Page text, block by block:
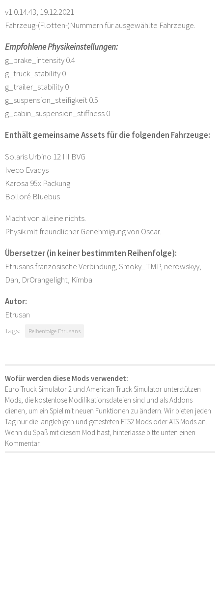
v1.0.14.43; 19.12.2021
Fahrzeug-(Flotten-)Nummern für ausgewählte Fahrzeuge.
Empfohlene Physikeinstellungen:
g_brake_intensity 0.4
g_truck_stability 0
g_trailer_stability 0
g_suspension_steifigkeit 0.5
g_cabin_suspension_stiffness 0
Enthält gemeinsame Assets für die folgenden Fahrzeuge:
Solaris Urbino 12 III BVG
Iveco Evadys
Karosa 95x Packung
Bolloré Bluebus
Macht von alleine nichts.
Physik mit freundlicher Genehmigung von Oscar.
Übersetzer (in keiner bestimmten Reihenfolge):
Etrusans französische Verbindung, Smoky_TMP, nerowskyy,
Dan, DrOrangelight, Kimba
Autor:
Etrusan
Tags: Reihenfolge Etrusans
Wofür werden diese Mods verwendet:
Euro Truck Simulator 2 und American Truck Simulator unterstützen
Mods, die kostenlose Modifikationsdateien sind und als Addons
dienen, um ein Spiel mit neuen Funktionen zu ändern. Wir bieten jeden
Tag nur die langlebigen und getesteten ETS2 Mods oder ATS Mods an.
Wenn du Spaß mit diesem Mod hast, hinterlasse bitte unten einen
Kommentar.